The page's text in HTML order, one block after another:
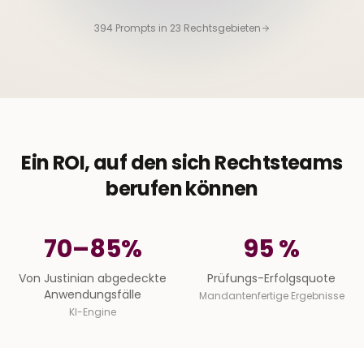
394 Prompts in 23 Rechtsgebieten
Ein ROI, auf den sich Rechtsteams
berufen können
Von Justinian abgedeckte Anwendungsfälle
70–85%
Von Justinian abgedeckte
Anwendungsfälle
KI-Engine
Prüfungs-Erfolgsquote
95 %
Prüfungs-Erfolgsquote
Mandantenfertige Ergebnisse